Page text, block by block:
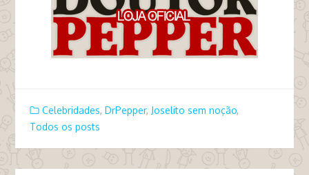
Celebridades, DrPepper, Joselito sem noção,
Todos os posts